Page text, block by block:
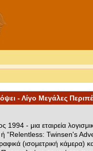
- Λίγο Μεγάλες
1994 - μια εταιρεία
“Relentless: Twinsen's
(ισομετρική κάμερα)